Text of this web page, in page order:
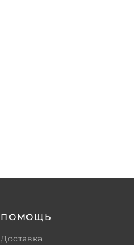
ПОМОЩЬ
Доставка